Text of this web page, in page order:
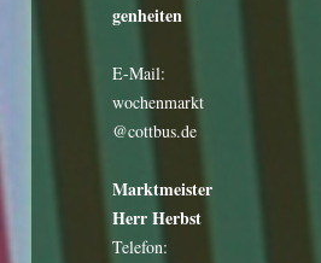
genheiten
E-Mail:
wochenmarkt
@cottbus.de
Marktmeister
Herr Herbst
Telefon: